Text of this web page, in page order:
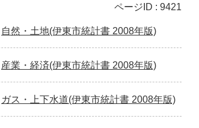
ページID : 9421
自然・土地(伊東市統計書 2008年版)
産業・経済(伊東市統計書 2008年版)
ガス・上下水道(伊東市統計書 2008年版)